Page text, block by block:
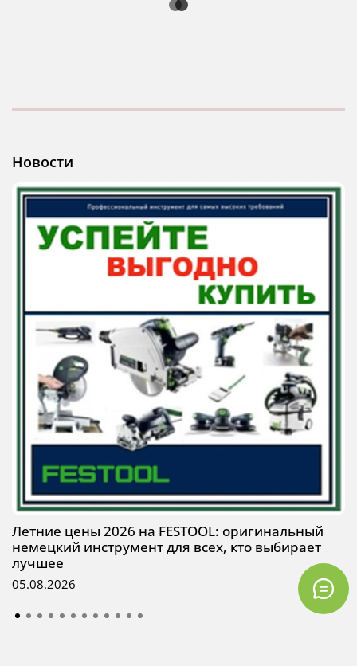
Новости
Летние цены 2026 на FESTOOL: оригинальный
немецкий инструмент для всех, кто выбирает
лучшее
05.08.2026